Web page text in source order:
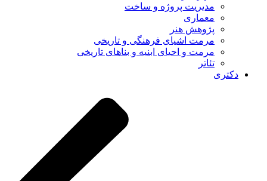
مدیریت پروژه و ساخت
معماری
پژوهش هنر
مرمت اشیای فرهنگی و تاریخی
مرمت و احیای ابنیه و بناهای تاریخی
تئاتر
دکتری